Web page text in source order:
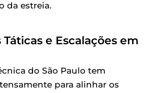
da estreia.
e Escalações em
do São Paulo tem
para alinhar os